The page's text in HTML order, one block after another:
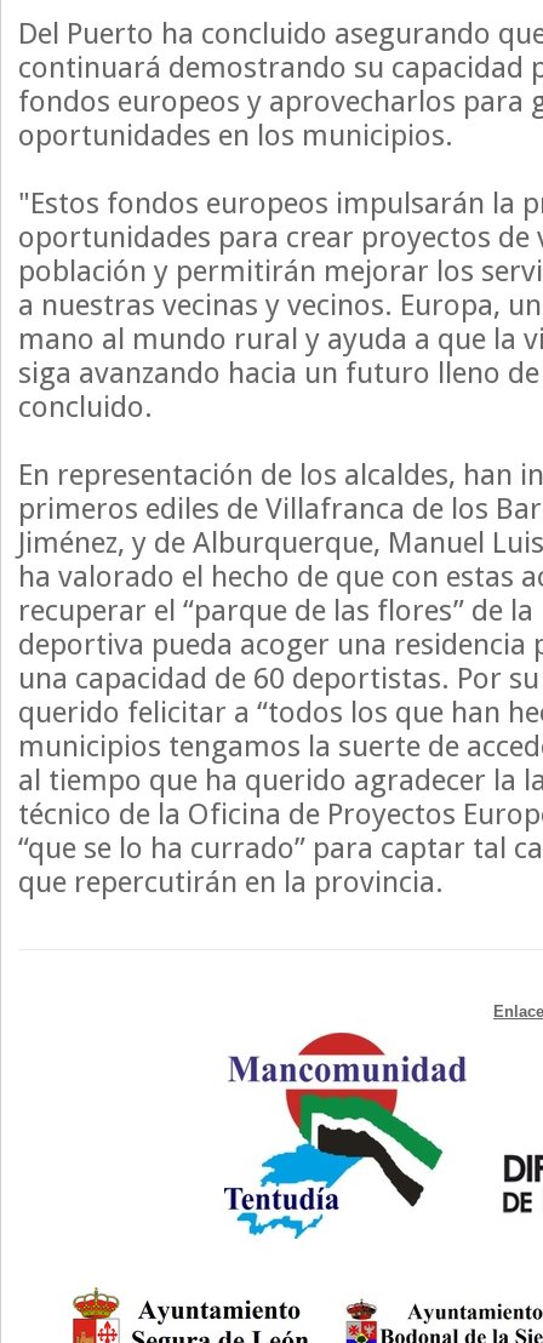
Del Puerto ha concluido asegurando
continuará demostrando su capacidad
fondos europeos y aprovecharlos para
oportunidades en los municipios.
"Estos fondos europeos impulsarán la
oportunidades para crear proyectos de
población y permitirán mejorar los
a nuestras vecinas y vecinos. Europa,
mano al mundo rural y ayuda a que la
siga avanzando hacia un futuro lleno
concluido.
En representación de los alcaldes, han
primeros ediles de Villafranca de los
Jiménez, y de Alburquerque, Manuel
ha valorado el hecho de que con estas
recuperar el “parque de las flores” de
deportiva pueda acoger una residencia
una capacidad de 60 deportistas. Por
querido felicitar a “todos los que han
municipios tengamos la suerte de
al tiempo que ha querido agradecer la
técnico de la Oficina de Proyectos
“que se lo ha currado” para captar tal
que repercutirán en la provincia.